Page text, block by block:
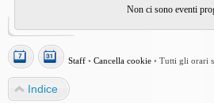
Non ci sono eventi
Staff • Cancella cookie • Tutti gli orari
Indice